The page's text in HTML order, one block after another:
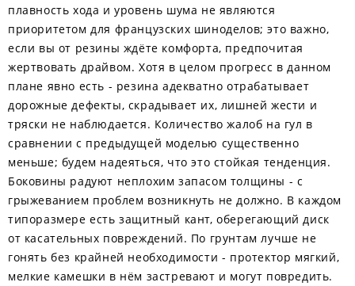
плавность хода и уровень шума не являются
приоритетом для французских шиноделов; это важно,
если вы от резины ждёте комфорта, предпочитая
жертвовать драйвом. Хотя в целом прогресс в данном
плане явно есть - резина адекватно отрабатывает
дорожные дефекты, скрадывает их, лишней жести и
тряски не наблюдается. Количество жалоб на гул в
сравнении с предыдущей моделью существенно
меньше; будем надеяться, что это стойкая тенденция.
Боковины радуют неплохим запасом толщины - с
грыжеванием проблем возникнуть не должно. В каждом
типоразмере есть защитный кант, оберегающий диск
от касательных повреждений. По грунтам лучше не
гонять без крайней необходимости - протектор мягкий,
мелкие камешки в нём застревают и могут повредить.